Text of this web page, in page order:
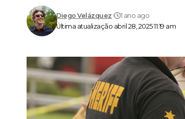
Última atualização abril 28, 2025 11:19 am
Diego Velázquez 1 ano ago